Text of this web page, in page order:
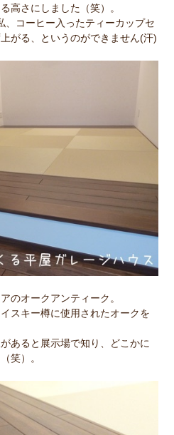
高さにしました（笑）。
、コーヒー入ったティーカップセ
がる、というのができません(汗)
のオークアンティーク。
スキー樽に使用されたオークを
あると展示場で知り、どこかに
笑）。